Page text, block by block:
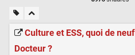
Culture et ESS, quoi de neuf
Docteur ?